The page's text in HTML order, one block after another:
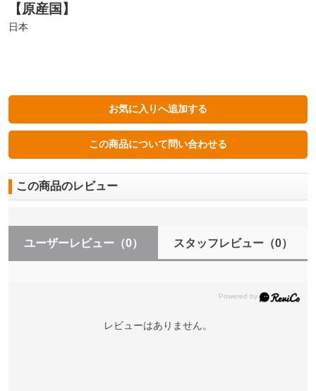
【原産国】
日本
この商品のレビュー
ユーザーレビュー （0） スタッフレビュー（0）
レビューはありません。